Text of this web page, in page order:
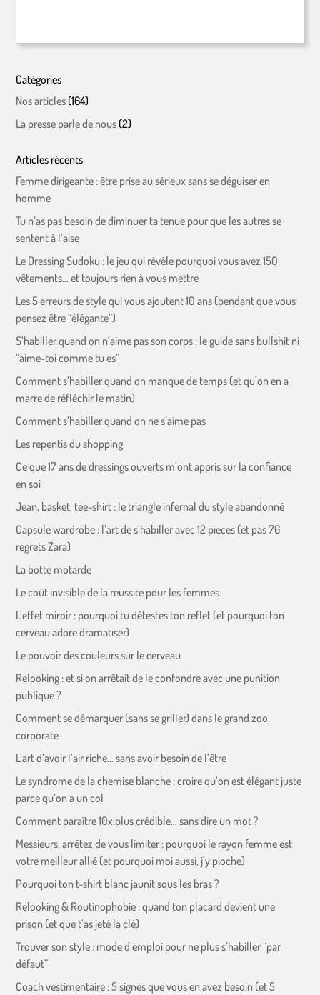
Catégories
Nos articles (164)
La presse parle de nous (2)
Articles récents
Femme dirigeante : être prise au sérieux sans se déguiser en
homme
Tu n’as pas besoin de diminuer ta tenue pour que les autres se
sentent à l’aise
Le Dressing Sudoku : le jeu qui révèle pourquoi vous avez 150
vêtements… et toujours rien à vous mettre
Les 5 erreurs de style qui vous ajoutent 10 ans (pendant que vous
pensez être “élégante”)
S’habiller quand on n’aime pas son corps : le guide sans bullshit ni
“aime-toi comme tu es”
Comment s’habiller quand on manque de temps (et qu’on en a
marre de réfléchir le matin)
Comment s’habiller quand on ne s’aime pas
Les repentis du shopping
Ce que 17 ans de dressings ouverts m’ont appris sur la confiance
en soi
Jean, basket, tee-shirt : le triangle infernal du style abandonné
Capsule wardrobe : l’art de s’habiller avec 12 pièces (et pas 76
regrets Zara)
La botte motarde
Le coût invisible de la réussite pour les femmes
L’effet miroir : pourquoi tu détestes ton reflet (et pourquoi ton
cerveau adore dramatiser)
Le pouvoir des couleurs sur le cerveau
Relooking : et si on arrêtait de le confondre avec une punition
publique ?
Comment se démarquer (sans se griller) dans le grand zoo
corporate
L’art d’avoir l’air riche… sans avoir besoin de l’être
Le syndrome de la chemise blanche : croire qu’on est élégant juste
parce qu’on a un col
Comment paraître 10x plus crédible… sans dire un mot ?
Messieurs, arrêtez de vous limiter : pourquoi le rayon femme est
votre meilleur allié (et pourquoi moi aussi, j’y pioche)
Pourquoi ton t-shirt blanc jaunit sous les bras ?
Relooking & Routinophobie : quand ton placard devient une
prison (et que t’as jeté la clé)
Trouver son style : mode d’emploi pour ne plus s’habiller “par
défaut”
Coach vestimentaire : 5 signes que vous en avez besoin (et 5